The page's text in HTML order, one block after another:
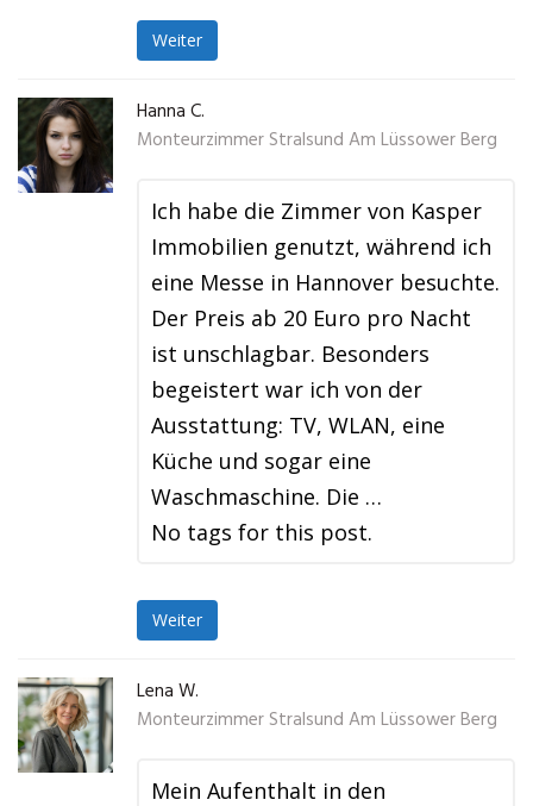
Weiter
Hanna C.
Monteurzimmer Stralsund Am Lüssower Berg
Ich habe die Zimmer von Kasper
Immobilien genutzt, während ich
eine Messe in Hannover besuchte.
Der Preis ab 20 Euro pro Nacht
ist unschlagbar. Besonders
begeistert war ich von der
Ausstattung: TV, WLAN, eine
Küche und sogar eine
Waschmaschine. Die …
No tags for this post.
Weiter
Lena W.
Monteurzimmer Stralsund Am Lüssower Berg
Mein Aufenthalt in den